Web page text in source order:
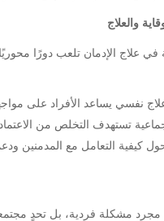
والعلاج
علاج الإدمان تلعب دورًا
نفسي يساعد الأفراد على
تستهدف التخلص من
كيفية التعامل مع المدمنين
مشكلة فردية، بل تحدٍ